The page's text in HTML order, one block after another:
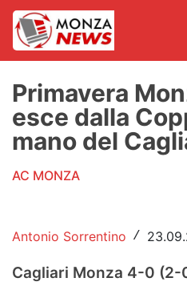
News
AC Monza
Motori
Volley
Primavera
esce dalla
mano del
AC MONZA
Antonio Sorrentino /
Cagliari Monza 4-0 (2-